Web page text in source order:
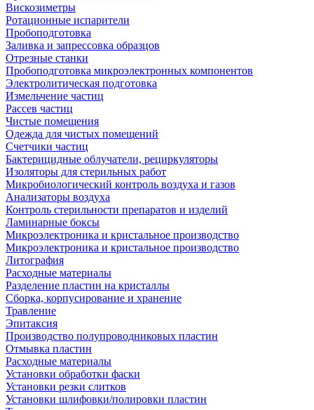
Вискозиметры
Ротационные испарители
Пробоподготовка
Заливка и запрессовка образцов
Отрезные станки
Пробоподготовка микроэлектронных компонентов
Электролитическая подготовка
Измельчение частиц
Рассев частиц
Чистые помещения
Одежда для чистых помещений
Счетчики частиц
Бактерицидные облучатели, рециркуляторы
Изоляторы для стерильных работ
Микробиологический контроль воздуха и газов
Анализаторы воздуха
Контроль стерильности препаратов и изделий
Ламинарные боксы
Микроэлектроника и кристальное производство
Микроэлектроника и кристальное производство
Литография
Расходные материалы
Разделение пластин на кристаллы
Сборка, корпусирование и хранение
Травление
Эпитаксия
Производство полупроводниковых пластин
Отмывка пластин
Расходные материалы
Установки обработки фаски
Установки резки слитков
Установки шлифовки/полировки пластин